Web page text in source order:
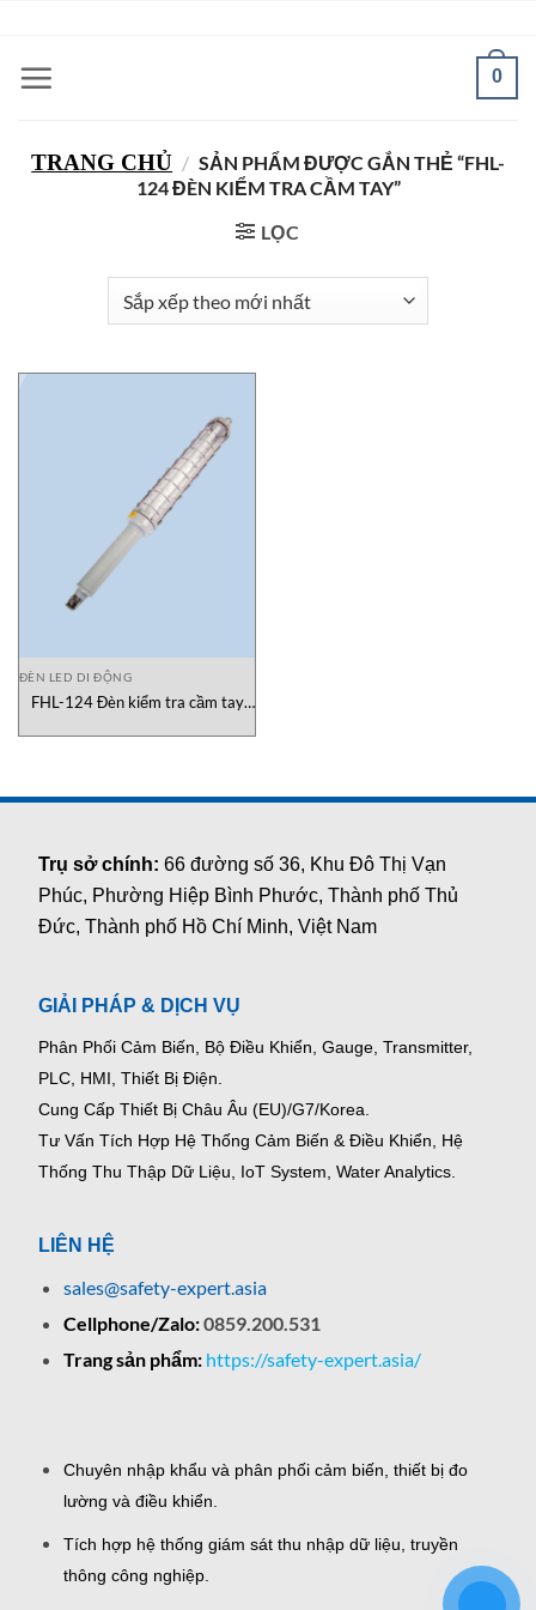
nội
0
TRANG CHỦ / SẢN PHẨM ĐƯỢC GẮN THẺ “FHL-
124 ĐÈN KIỂM TRA CẦM TAY”
LỌC
ĐÈN LED DI ĐỘNG
FHL-124 Đèn kiểm tra cầm tay
Trụ sở chính:66 đường số 36, Khu Đô Thị Vạn
Phúc, Phường Hiệp Bình Phước, Thành phố Thủ
Đức, Thành phố Hồ Chí Minh, Việt Nam
GIẢI PHÁP & DỊCH VỤ
Phân Phối Cảm Biến, Bộ Điều Khiển, Gauge, Transmitter,
PLC, HMI, Thiết Bị Điện.
Cung Cấp Thiết Bị Châu Âu (EU)/G7/Korea.
Tư Vấn Tích Hợp Hệ Thống Cảm Biến & Điều Khiển, Hệ
Thống Thu Thập Dữ Liệu, IoT System, Water Analytics.
LIÊN HỆ
sales@safety-expert.asia
Cellphone/Zalo:0859.200.531
Trang sản phẩm: https://safety-expert.asia/
Chuyên nhập khẩu và phân phối cảm biến, thiết bị đo
lường và điều khiển.
Tích hợp hệ thống giám sát thu nhập dữ liệu, truyền
thông công nghiệp.